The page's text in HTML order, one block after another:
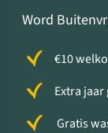
Word
€10
Extra
Gratis